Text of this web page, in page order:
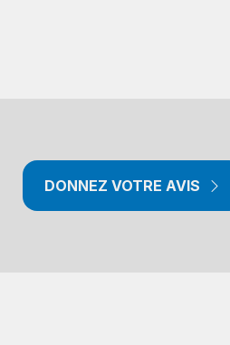
DONNEZ VOTRE AVIS